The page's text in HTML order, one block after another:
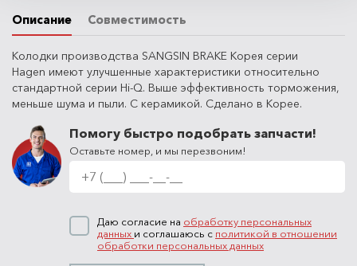
Описание Совместимость
Колодки производства SANGSIN BRAKE Корея серии
Hagen имеют улучшенные характеристики относительно
стандартной серии Hi-Q. Выше эффективность торможения,
меньше шума и пыли. С керамикой. Сделано в Корее.
Помогу быстро подобрать запчасти!
Оставьте номер, и мы перезвоним!
Даю согласие на обработку персональных
данных и соглашаюсь с политикой в отношении
обработки персональных данных